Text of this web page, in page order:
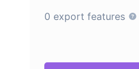
0 export features